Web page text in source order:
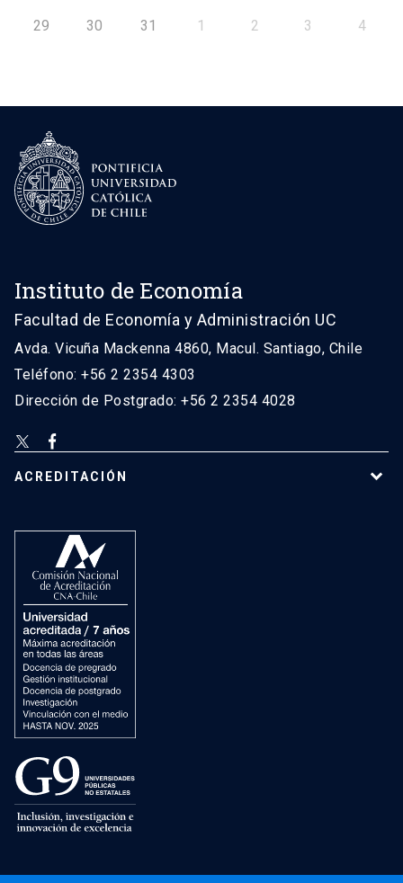
29 30 31 1 2 3 4
Instituto de Economía
Facultad de Economía y Administración UC
Avda. Vicuña Mackenna 4860, Macul. Santiago, Chile
Teléfono: +56 2 2354 4303
Dirección de Postgrado: +56 2 2354 4028
ACREDITACIÓN